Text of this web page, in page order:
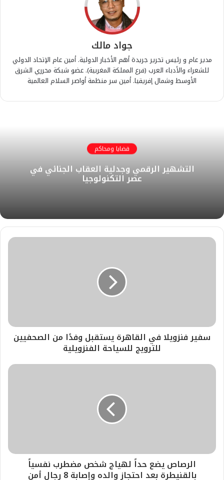
جواد مالك
مدير عام و رئيس تحرير جريدة أهم الأخبار الدولية. أمين عام الإتحاد الدولي
للشعراء والأدباء العرب (فرع المملكة المغربية). عضو شبكة محرري الشرق
الأوسط وشمال إفريقيا. أمين سر منظمة أواصر السلام العالمية
قضايا ومحاكم
التشهير الرقمي وجدلية العقاب الجنائي في
عصر التكنولوجيا
سفير فنزويلا في القاهرة يستقبل وفدًا من الصحفيين
للترويج للسياحة الفنزويلية
الرصاص يضع حداً لهياج شخص مضطرب نفسياً
بالقنيطرة بعد احتجاز والده وإصابة 8 رجال أمن